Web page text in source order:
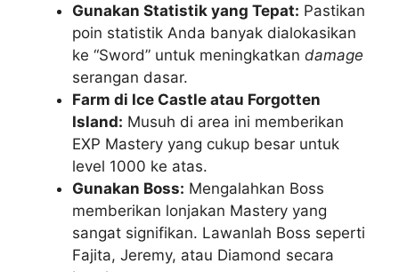
Gunakan Statistik yang Tepat: Pastikan
poin statistik Anda banyak dialokasikan
ke “Sword” untuk meningkatkan damage
serangan dasar.
Farm di Ice Castle atau Forgotten
Island: Musuh di area ini memberikan
EXP Mastery yang cukup besar untuk
level 1000 ke atas.
Gunakan Boss: Mengalahkan Boss
memberikan lonjakan Mastery yang
sangat signifikan. Lawanlah Boss seperti
Fajita, Jeremy, atau Diamond secara